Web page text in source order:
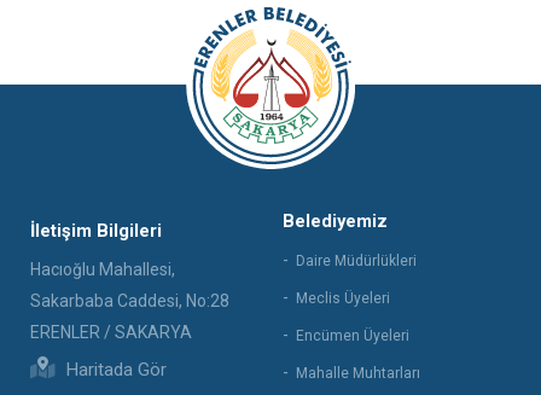
İletişim Bilgileri
Hacıoğlu Mahallesi,
Sakarbaba Caddesi, No:28
ERENLER / SAKARYA
Haritada Gör
Belediyemiz
Daire Müdürlükleri
Meclis Üyeleri
Encümen Üyeleri
Mahalle Muhtarları